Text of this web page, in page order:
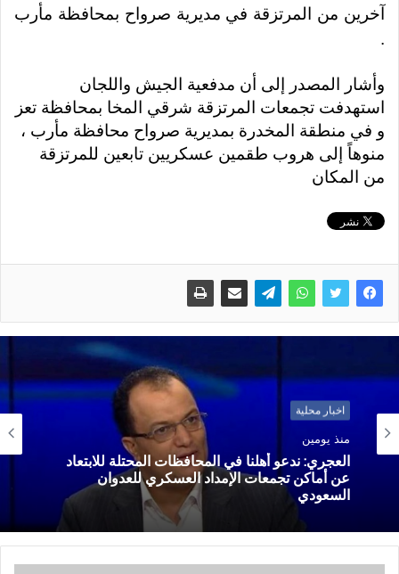
آخرين من المرتزقة في مديرية صرواح بمحافظة مأرب
.
وأشار المصدر إلى أن مدفعية الجيش واللجان
استهدفت تجمعات المرتزقة شرقي المخا بمحافظة تعز
و في منطقة المخدرة بمديرية صرواح محافظة مأرب ،
منوهاً إلى هروب طقمين عسكريين تابعين للمرتزقة
من المكان
اخبار محلية
منذ يومين
العجري: ندعو أهلنا في المحافظات المحتلة للابتعاد
عن أماكن تجمعات الإمداد العسكري للعدوان
السعودي